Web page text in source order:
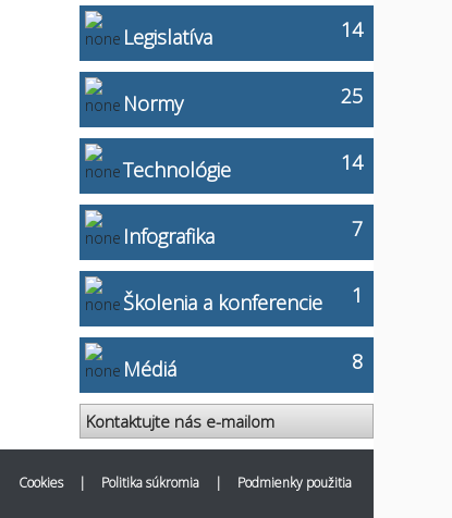
Legislatíva 14
Normy 25
Technológie 14
Infografika 7
Školenia a konferencie 1
Médiá 8
Kontaktujte nás e-mailom
Cookies | Politika súkromia | Podmienky použitia